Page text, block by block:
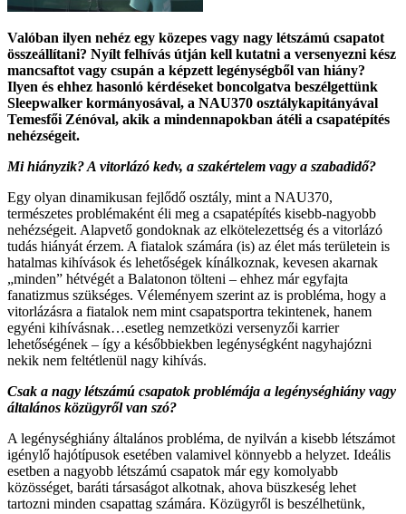
Valóban ilyen nehéz egy közepes vagy nagy létszámú csapatot
összeállítani? Nyílt felhívás útján kell kutatni a versenyezni kész
mancsaftot vagy csupán a képzett legénységből van hiány?
Ilyen és ehhez hasonló kérdéseket boncolgatva beszélgettünk
Sleepwalker kormányosával, a NAU370 osztálykapitányával
Temesfői Zénóval, akik a mindennapokban átéli a csapatépítés
nehézségeit.
Mi hiányzik? A vitorlázó kedv, a szakértelem vagy a szabadidő?
Egy olyan dinamikusan fejlődő osztály, mint a NAU370,
természetes problémaként éli meg a csapatépítés kisebb-nagyobb
nehézségeit. Alapvető gondoknak az elkötelezettség és a vitorlázó
tudás hiányát érzem. A fiatalok számára (is) az élet más területein is
hatalmas kihívások és lehetőségek kínálkoznak, kevesen akarnak
„minden” hétvégét a Balatonon tölteni – ehhez már egyfajta
fanatizmus szükséges. Véleményem szerint az is probléma, hogy a
vitorlázásra a fiatalok nem mint csapatsportra tekintenek, hanem
egyéni kihívásnak…esetleg nemzetközi versenyzői karrier
lehetőségének – így a későbbiekben legénységként nagyhajózni
nekik nem feltétlenül nagy kihívás.
Csak a nagy létszámú csapatok problémája a legénységhiány vagy
általános közügyről van szó?
A legénységhiány általános probléma, de nyilván a kisebb létszámot
igénylő hajótípusok esetében valamivel könnyebb a helyzet. Ideális
esetben a nagyobb létszámú csapatok már egy komolyabb
közösséget, baráti társaságot alkotnak, ahova büszkeség lehet
tartozni minden csapattag számára. Közügyről is beszélhetünk,